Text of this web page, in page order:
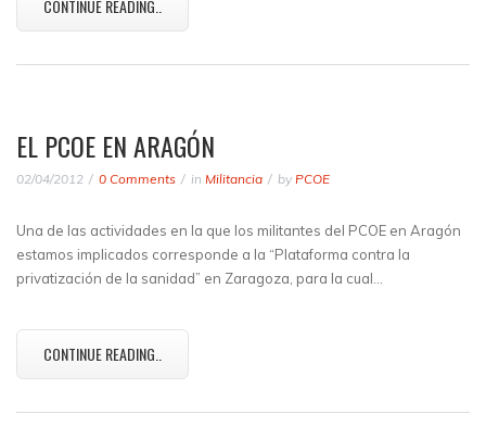
CONTINUE READING..
EL PCOE EN ARAGÓN
02/04/2012 0 Comments in Militancia by PCOE
Una de las actividades en la que los militantes del PCOE en Aragón
estamos implicados corresponde a la “Plataforma contra la
privatización de la sanidad” en Zaragoza, para la cual…
CONTINUE READING..